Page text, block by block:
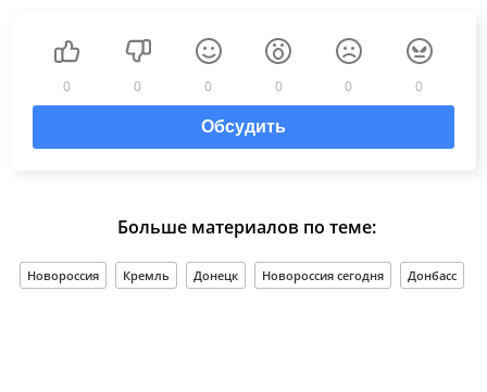
0 0 0 0 0 0
Обсудить
Больше материалов по теме:
Новороссия Кремль Донецк Новороссия сегодня Донбасс